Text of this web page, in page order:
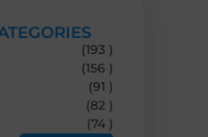
(193 )
(156 )
(91 )
(82 )
(74 )